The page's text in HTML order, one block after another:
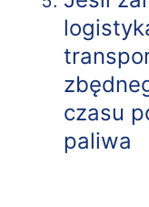
czasu
paliwa